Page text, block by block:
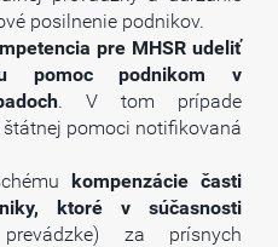
posilnenie podnikov.
pre MHSR udeliť
pomoc podnikom v
. V tom prípade
pomoci notifikovaná
kompenzácie časti
ktoré v súčasnosti
za prísnych